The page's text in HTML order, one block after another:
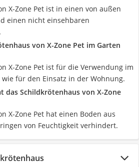
X-Zone Pet ist in einen von außen
einen nicht einsehbaren
von X-Zone Pet im Garten
X-Zone Pet ist für die Verwendung im
für den Einsatz in der Wohnung.
das Schildkrötenhaus von X-Zone
X-Zone Pet hat einen Boden aus
von Feuchtigkeit verhindert.